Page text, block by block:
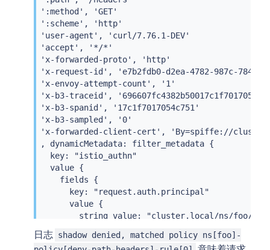
      value {
string_value: "cluster.local/ns/foo/sa/
      }
    }
    fields {
      key: "source.user"
      value {
string_value: "cluster.local/ns/foo/sa/
      }
    }
  }
2021-04-23T20:43:18.552910Z debug envoy
...
':method', 'GET'
':scheme', 'http'
'user-agent', 'curl/7.76.1-DEV'
'accept', '*/*'
'x-forwarded-proto', 'http'
'x-request-id', 'e7b2fdb0-d2ea-4782-987c-
'x-envoy-attempt-count', '1'
'x-b3-traceid',
'x-b3-spanid', '17c1f7017054c751'
'x-b3-sampled', '0'
'x-forwarded-client-cert', 'By=spiffe://
, dynamicMetadata: filter_metadata {
  key: "istio_authn"
  value {
    fields {
      key: "request.auth.principal"
      value {
string_value: "cluster.local/ns/foo/sa/
      }
    }
日志 shadow denied, matched policy ns[foo]-